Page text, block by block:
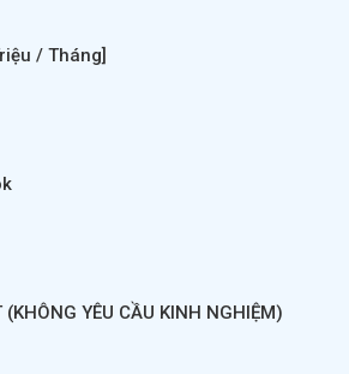
/ Tháng]
YÊU CẦU KINH NGHIỆM)